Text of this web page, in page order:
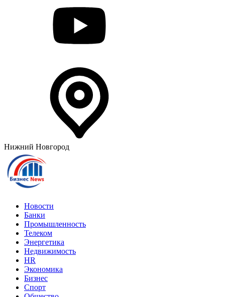
Нижний Новгород
Новости
Банки
Промышленность
Телеком
Энергетика
Недвижимость
HR
Экономика
Бизнес
Спорт